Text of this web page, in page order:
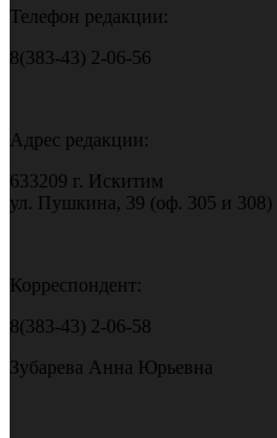
Телефон редакции:
8(383-43) 2-06-56
Адрес редакции:
633209 г. Искитим
ул. Пушкина, 39 (оф. 305 и 308)
Корреспондент:
8(383-43) 2-06-58
Зубарева Анна Юрьевна